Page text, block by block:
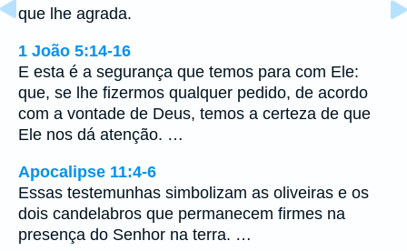
que lhe agrada.
1 João 5:14-16
E esta é a segurança que temos para com Ele:
que, se lhe fizermos qualquer pedido, de acordo
com a vontade de Deus, temos a certeza de que
Ele nos dá atenção. …
Apocalipse 11:4-6
Essas testemunhas simbolizam as oliveiras e os
dois candelabros que permanecem firmes na
presença do Senhor na terra. …